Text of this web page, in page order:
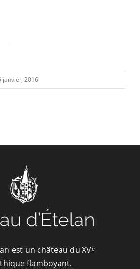
CONTACT/ACCÈS
janvier, 2016
est un château du XVᵉ
flamboyant.